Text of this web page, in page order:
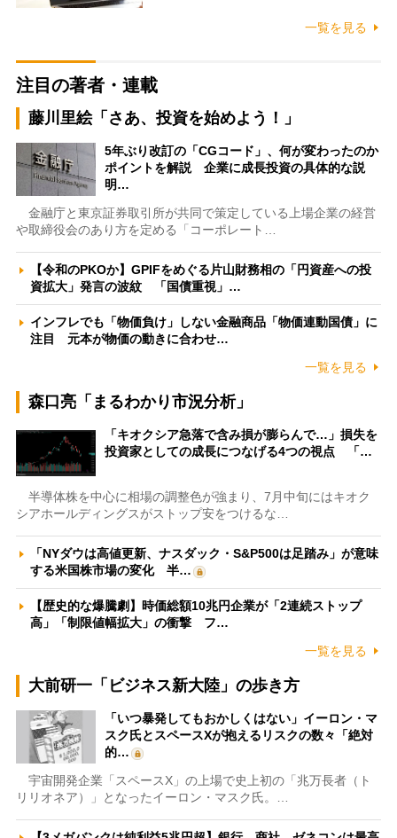
一覧を見る
注目の著者・連載
藤川里絵「さあ、投資を始めよう！」
5年ぶり改訂の「CGコード」、何が変わったのか
ポイントを解説 企業に成長投資の具体的な説
明…
金融庁と東京証券取引所が共同で策定している上場企業の経営
や取締役会のあり方を定める「コーポレート…
【令和のPKOか】GPIFをめぐる片山財務相の「円資産への投
資拡大」発言の波紋 「国債重視」…
インフレでも「物価負け」しない金融商品「物価連動国債」に
注目 元本が物価の動きに合わせ…
一覧を見る
森口亮「まるわかり市況分析」
「キオクシア急落で含み損が膨らんで…」損失を
投資家としての成長につなげる4つの視点 「…
半導体株を中心に相場の調整色が強まり、7月中旬にはキオク
シアホールディングスがストップ安をつけるな…
「NYダウは高値更新、ナスダック・S&P500は足踏み」が意味
する米国株市場の変化 半…
【歴史的な爆騰劇】時価総額10兆円企業が「2連続ストップ
高」「制限値幅拡大」の衝撃 フ…
一覧を見る
大前研一「ビジネス新大陸」の歩き方
「いつ暴発してもおかしくはない」イーロン・マ
スク氏とスペースXが抱えるリスクの数々「絶対
的…
宇宙開発企業「スペースX」の上場で史上初の「兆万長者（ト
リリオネア）」となったイーロン・マスク氏。…